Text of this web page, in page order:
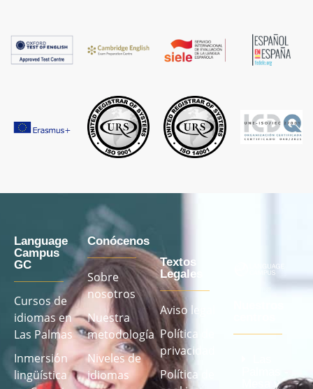
Language
Campus
GC
Cursos de
idiomas en
Las Palmas
Inmersión
lingüística
Conócenos
Sobre
nosotros
Nuestra
metodología
Niveles de
idiomas
Textos
Legales
Aviso legal
Política de
privacidad
Política de
Mesa y